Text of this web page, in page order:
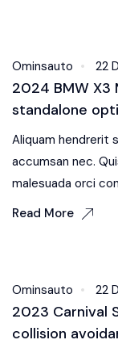
Ominsauto 22
2024 BMW X3
standalone
Aliquam hendrerit
accumsan nec.
malesuada orci
Read More
Ominsauto 22
2023 Carnival
collision